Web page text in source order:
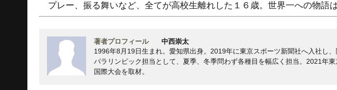
プレー、振る舞いなど、全てが高校生離れした１６歳。世界一への物語
著者プロフィール
中西崇太
1996年8月19日生まれ。愛知県出身。2019年に東京スポーツ新聞社へ入社し
パラリンピック担当として、夏季、冬季問わず各種目を幅広く担当。2021年
国際大会を取材。